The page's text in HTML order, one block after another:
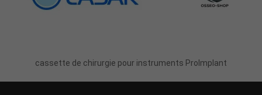
cassette de chirurgie pour instruments ProImplant